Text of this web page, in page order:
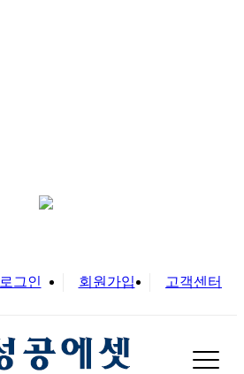
로그인 회원가입 고객센터